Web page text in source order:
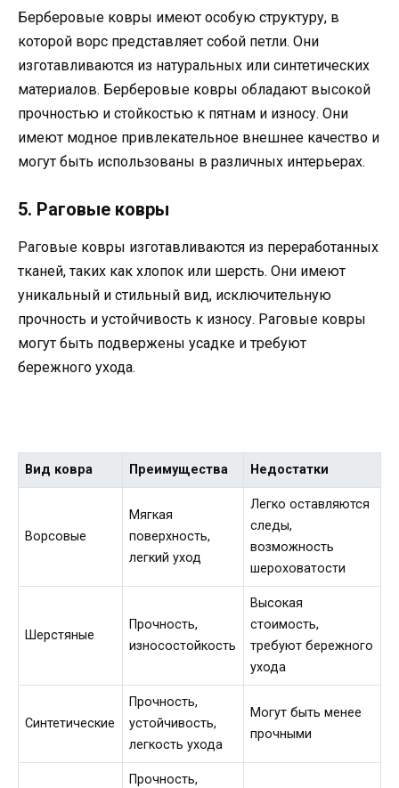
Берберовые ковры имеют особую структуру, в
которой ворс представляет собой петли. Они
изготавливаются из натуральных или синтетических
материалов. Берберовые ковры обладают высокой
прочностью и стойкостью к пятнам и износу. Они
имеют модное привлекательное внешнее качество и
могут быть использованы в различных интерьерах.
5. Раговые ковры
Раговые ковры изготавливаются из переработанных
тканей, таких как хлопок или шерсть. Они имеют
уникальный и стильный вид, исключительную
прочность и устойчивость к износу. Раговые ковры
могут быть подвержены усадке и требуют
бережного ухода.
Вид ковра Преимущества Недостатки
Ворсовые
Мягкая
поверхность,
легкий уход
Легко оставляются
следы,
возможность
шероховатости
Шерстяные
Прочность,
износостойкость
Высокая
стоимость,
требуют бережного
ухода
Синтетические
Прочность,
устойчивость,
легкость ухода
Могут быть менее
прочными
Прочность,